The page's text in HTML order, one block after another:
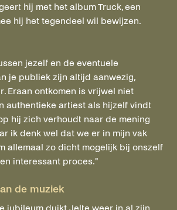
hij met het album Truck, een
hij het tegendeel wil bewijzen.
jezelf en de eventuele
je publiek zijn altijd aanwezig,
Eraan ontkomen is vrijwel niet
authentieke artiest als hijzelf vindt
hij zich verhoudt naar de mening
ik denk wel dat we er in mijn vak
allemaal zo dicht mogelijk bij onszelf
interessant proces."
de muziek
jubileum duikt Jelte weer in al zijn